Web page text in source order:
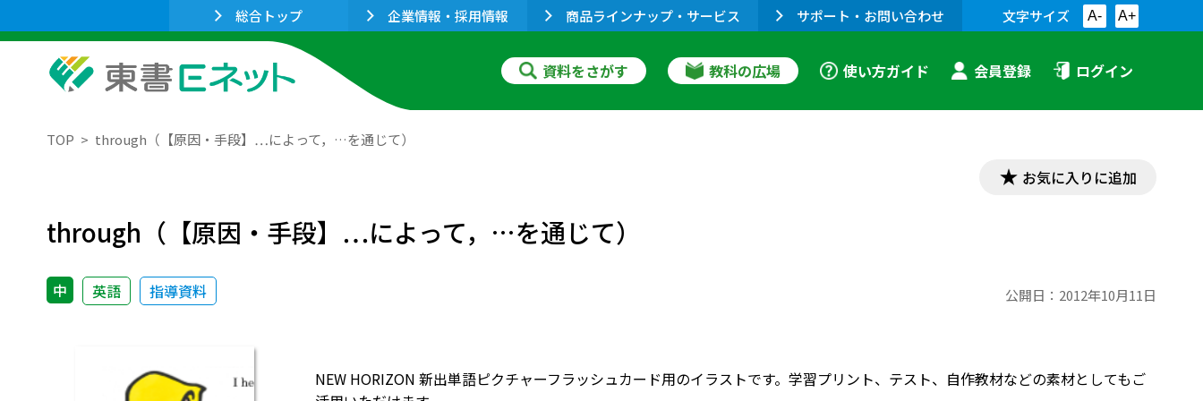
総合トップ 企業情報・採用情報 商品ラインナップ・サービス サポート・お問い合わせ 文字サイズ A- A+
資料をさがす 教科の広場 使い方ガイド 会員登録 ログイン
TOP through（【原因・手段】…によって，…を通じて）
お気に入りに追加
through（【原因・手段】…によって，…を通じて）
中 英語 指導資料 公開日： 2012年10月11日
NEW HORIZON 新出単語ピクチャーフラッシュカード用のイラストです。学習プリント、テスト、自作教材などの素材としてもご